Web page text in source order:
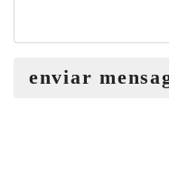
enviar